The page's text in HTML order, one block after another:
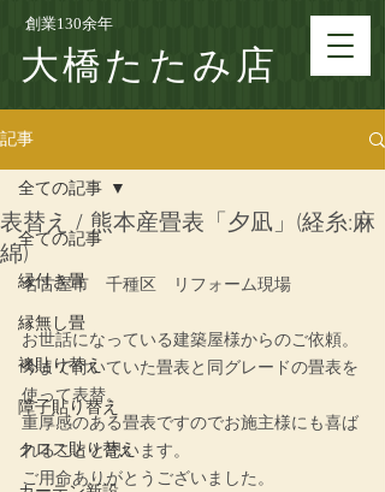
創業130余年
大橋たたみ店
記事
全ての記事
縁付き畳
縁無し畳
襖貼り替え
障子貼り替え
クロス貼り替え
全ての記事
表替え / 熊本産畳表「夕凪」(経糸:麻
綿)
名古屋市　千種区　リフォーム現場
お世話になっている建築屋様からのご依頼。
今まで付いていた畳表と同グレードの畳表を
使って表替。
重厚感のある畳表ですのでお施主様にも喜ば
れることと思います。
ご用命ありがとうございました。